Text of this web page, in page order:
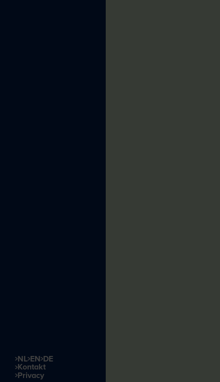
NL EN DE
Kontakt
Privacy